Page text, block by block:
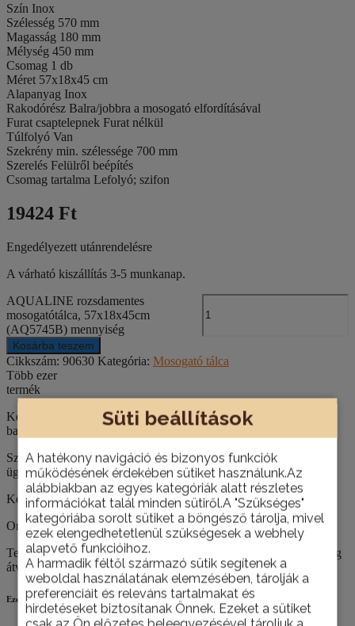
Süti beállítások
A hatékony navigáció és bizonyos funkciók
működésének érdekében sütiket használunk.Az
alábbiakban az egyes kategóriák alatt részletes
információkat talál minden sütiről.A "Szükséges"
kategóriába sorolt sütiket a böngésző tárolja, mivel
ezek elengedhetetlenül szükségesek a webhely
alapvető funkcióihoz.
A harmadik féltől származó sütik segítenek a
weboldal használatának elemzésében, tárolják a
preferenciáit és releváns tartalmakat és
hirdetéseket biztosítanak Önnek. Ezeket a sütiket
Szín Inox
Szélesség 570 mm
Magasság 180 mm
Mélység 450 mm
Csomag 1 db
Méret 57x18x45 cm
Alapanyag Inox
Rakodórész Balra/jobbra a mosogató elfordításával
Furat csaptelepnek Furat nélkül
Túlfolyó Van
Szekrény min. szélessége 700 mm
Szerelés Felülről beépítés
Csomag tartalma Lefolyó; szifon
19424 Ft
Engedélyezett utánrendelésre
A várható kiszállítás 3-5 munkanap.
AQUALINE rozsdamentes
mosogatótálca, 57x18x45cm
(AQ5745B) mennyiség
Kosárba teszem
Cikkszám: 90630 Kategória: Mosogató tálca
Több ezer
termék
Keresse az építőanyagokat, csempéket, szanitereket,
barkácstermékeket webáruházunkban és bemutatótermünkben!
Szakértő
ügyfélszolgálat
Kérje építkezéséhez, felújításához szaktanácsadóink segítségét!
Országos házhoz szállítás
Termékeinket nemcsak személyesen, telephelyünkön van lehetőség
átvenni, hanem házhoz is szállítjuk szükség esetén.
Ezek is érdekelhetik